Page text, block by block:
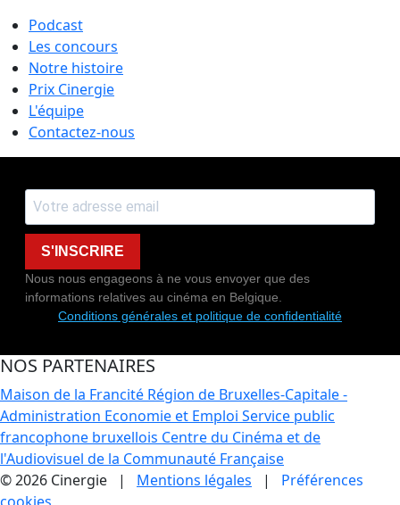
Podcast
Les concours
Notre histoire
Prix Cinergie
L'équipe
Contactez-nous
S'INSCRIRE
Nous nous engageons à ne vous envoyer que des
informations relatives au cinéma en Belgique.
Conditions générales et politique de confidentialité
NOS PARTENAIRES
Maison de la Francité Région de Bruxelles-Capitale -
Administration Economie et Emploi Service public
francophone bruxellois Centre du Cinéma et de
l'Audiovisuel de la Communauté Française
© 2026 Cinergie | Mentions légales | Préférences